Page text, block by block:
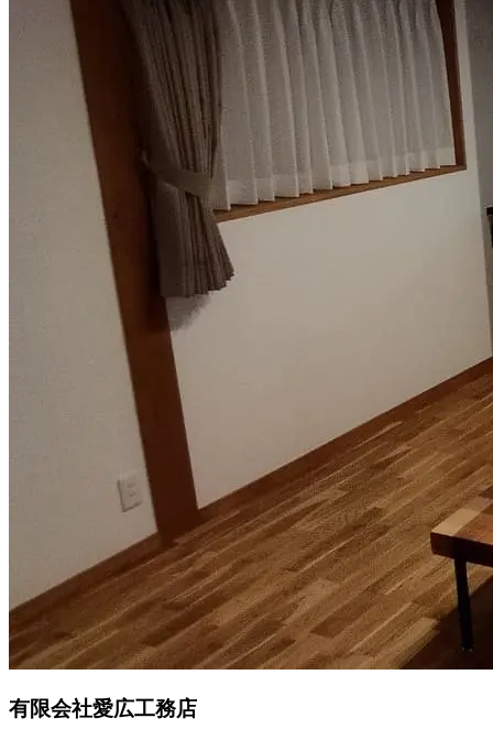
有限会社愛広工務店